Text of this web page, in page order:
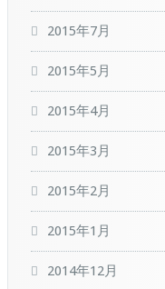
2015年7月
2015年5月
2015年4月
2015年3月
2015年2月
2015年1月
2014年12月